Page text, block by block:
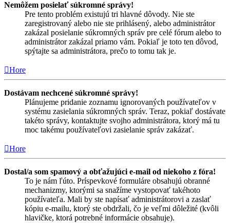
Nemôžem posielať súkromné správy!
Pre tento problém existujú tri hlavné dôvody. Nie ste
zaregistrovaný alebo nie ste prihlásený, alebo administrátor
zakázal posielanie súkromných správ pre celé fórum alebo to
administrátor zakázal priamo vám. Pokiaľ je toto ten dôvod,
spýtajte sa administrátora, prečo to tomu tak je.
Hore
Dostávam nechcené súkromné správy!
Plánujeme pridanie zoznamu ignorovaných používateľov v
systému zasielania súkromných správ. Teraz, pokiaľ dostávate
takéto správy, kontaktujte svojho administrátora, ktorý má tu
moc takému používateľovi zasielanie správ zakázať.
Hore
Dostal/a som spamový a obťažujúci e-mail od niekoho z fóra!
To je nám ľúto. Príspevkové formuláre obsahujú obranné
mechanizmy, ktorými sa snažíme vystopovať takéhoto
používateľa. Mali by ste napísať administrátorovi a zaslať
kópiu e-mailu, ktorý ste obdržali, čo je veľmi dôležité (kvôli
hlavičke, ktorá potrebné informácie obsahuje).